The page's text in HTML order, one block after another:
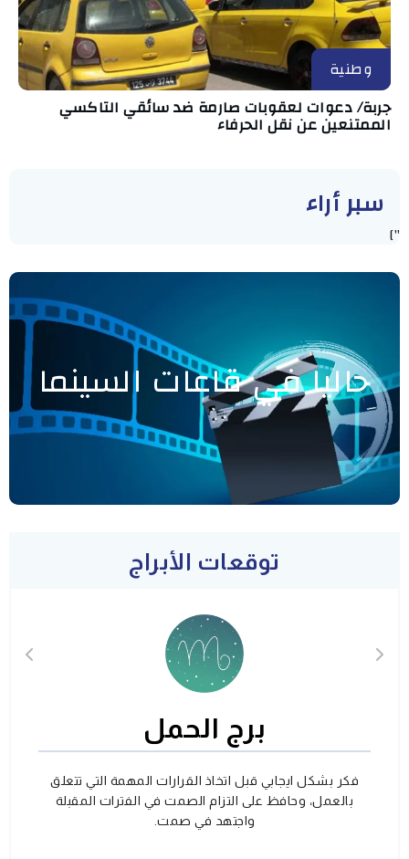
وطنية
جربة/ دعوات لعقوبات صارمة ضد سائقي التاكسي
الممتنعين عن نقل الحرفاء
سبر أراء
"]
حاليا في قاعات السينما
توقعات الأبراج
برج الحمل
فكر بشكل ايجابي قبل اتخاذ القرارات المهمة التي تتعلق
بالعمل، وحافظ على التزام الصمت في الفترات المقبلة
واجتهد في صمت.